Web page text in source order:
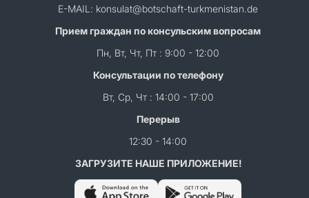
E-MAIL: konsulat@botschaft-turkmenistan.de
Прием граждан по консульским вопросам
Пн, Вт, Чт, Пт : 9:00 - 12:00
Консультации по телефону
Вт, Ср, Чт : 14:00 - 17:00
Перерыв
12:30 - 14:00
ЗАГРУЗИТЕ НАШЕ ПРИЛОЖЕНИЕ!